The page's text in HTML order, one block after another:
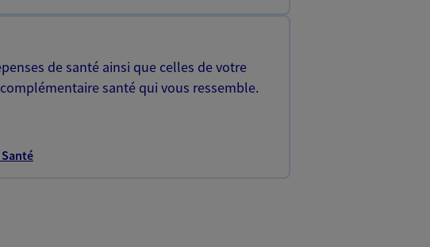
de santé ainsi que celles de votre
santé qui vous ressemble.